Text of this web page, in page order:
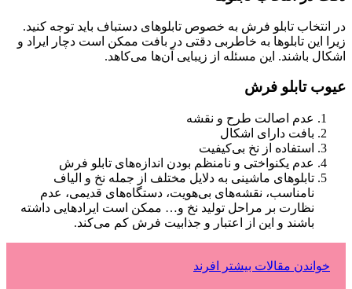
در انتخاب تابلو فرش به خصوص تابلوهای دستباف باید توجه کنید.
زیرا این تابلوها به خاطربی دقتی در بافت ممکن است دچار ایراد و
اشکال باشند. این مسئله از زیبایی آن‌ها می‌کاهد.
عیوب تابلو فرش
عدم اصالت طرح و نقشه
بافت دارای اشکال
استفاده از نخ بی‌کیفیت
عدم یکنواختی و نامنظم بودن اندازه‌های تابلو فرش
تابلوهای ماشینی به دلایل مختلف از جمله نخ و الیاف
نامناسب، نقشه‌های بی‌هویت، دستگاه‌های قدیمی، عدم
نظارت بر مراحل تولید نخ و… ممکن است ایرادهایی داشته
باشند و این از اعتبار و جذابیت فرش کم ‌می‌کند.
خواندن مقالات بیشتر افرند